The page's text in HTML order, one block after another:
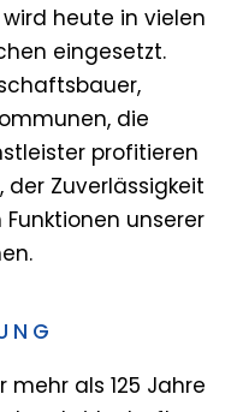
heute in vielen
eingesetzt.
die
profitieren
Zuverlässigkeit
unserer
als 125 Jahre